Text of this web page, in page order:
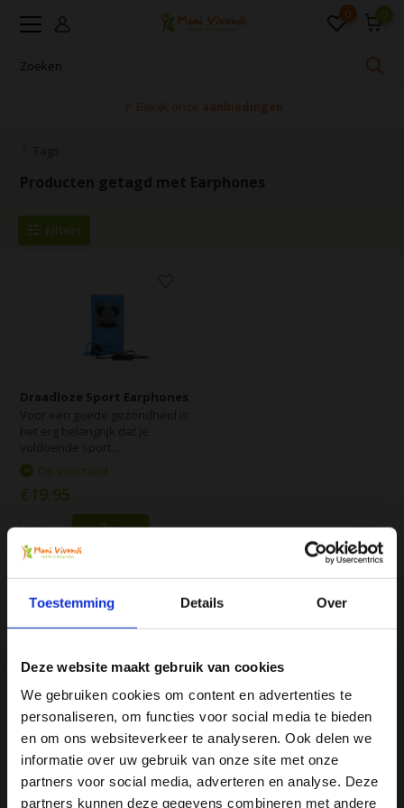
Toestemming Details Over
Deze website maakt gebruik van cookies
We gebruiken cookies om content en advertenties te
personaliseren, om functies voor social media te bieden
en om ons websiteverkeer te analyseren. Ook delen we
informatie over uw gebruik van onze site met onze
partners voor social media, adverteren en analyse. Deze
partners kunnen deze gegevens combineren met andere
0 0
🚩 Bekijk onze aanbiedingen
Producten getagd met Earphones
Filters
Draadloze Sport Earphones
Op voorraad
€19,95
We♥health & happiness
Mani Vivendi gezondheidsproducten: Net dat
beetje extra!
Ja, ik wil 5% korting op mijn
volgende bestelling!